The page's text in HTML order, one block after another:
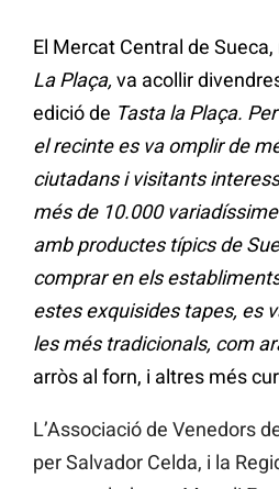
El Mercat Central de
La Plaça, va acollir
edició de Tasta la Plaça.
el recinte es va omplir de
ciutadans i visitants
més de 10.000
amb productes típics de
comprar en els
estes exquisides tapes, es
les més tradicionals, com
arròs al forn, i altres més
L’Associació de Venedors
per Salvador Celda, i la